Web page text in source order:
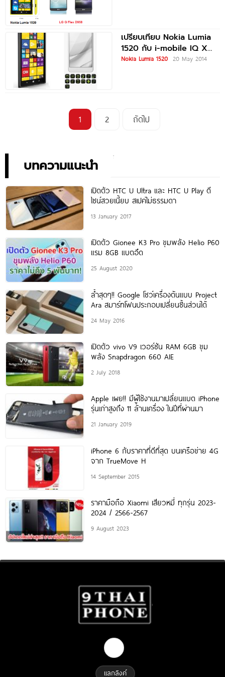
เปรียบเทียบ Nokia Lumia
1520 กับ i-mobile IQ X
KEN
Nokia Lumia 1520 20 May 2014
1 2 ถัดไป
บทความแนะนำ
เปิดตัว HTC U Ultra และ HTC U Play ดี
ไซน์สวยเนี้ยบ สเปคไม่ธรรมดา
13 January 2017
เปิดตัว Gionee K3 Pro ขุมพลัง Helio P60
แรม 8GB แบตอึด
25 August 2020
ล้ำสุดๆ!! Google โชว์เครื่องต้นแบบ Project
Ara สมาร์ทโฟนประกอบเปลี่ยนชิ้นส่วนได้
24 May 2016
เปิดตัว vivo V9 เวอร์ชัน RAM 6GB ขุม
พลัง Snapdragon 660 AIE
2 July 2018
Apple เผย!! มีผู้ใช้งานมาเปลี่ยนแบต iPhone
รุ่นเก่าสูงถึง 11 ล้านเครื่อง ในปีที่ผ่านมา
21 January 2019
iPhone 6 กับราคาที่ดีที่สุด บนเครือข่าย 4G
จาก TrueMove H
14 September 2015
ราคามือถือ Xiaomi เสียวหมี่ ทุกรุ่น 2023-
2024 / 2566-2567
9 August 2023
แลกลิงค์